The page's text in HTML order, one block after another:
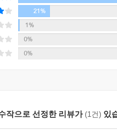
기 시작했다.
책사를 만나 뜻을 펼쳐 보나 했는
오.”
다.
주가 모자란 사람이 주군의 은
요. 조선의 제 3대 왕인 태종 이
온다는 말처럼, 현재의 우리는
를 사랑하는 팬들에게는 다들 각
다.『설민석의 삼국지』는 먼저
접 체험하면서 자신은 물론 조직
위 없는 기쁨이겠습니다.” _프롤
21%
1%
0%
0%
작으로 선정한 리뷰가 (1건) 있